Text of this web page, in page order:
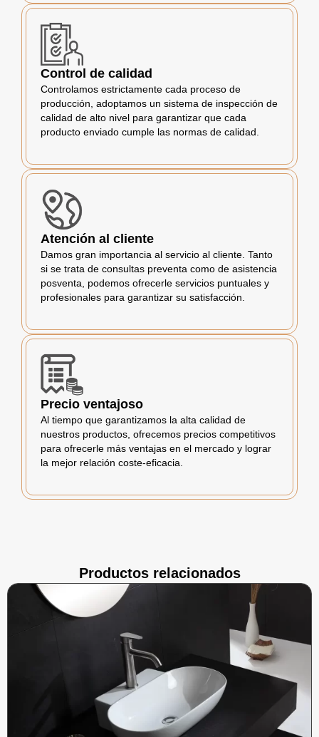
Control de calidad
Controlamos estrictamente cada proceso de
producción, adoptamos un sistema de inspección de
calidad de alto nivel para garantizar que cada
producto enviado cumple las normas de calidad.
Atención al cliente
Damos gran importancia al servicio al cliente. Tanto
si se trata de consultas preventa como de asistencia
posventa, podemos ofrecerle servicios puntuales y
profesionales para garantizar su satisfacción.
Precio ventajoso
Al tiempo que garantizamos la alta calidad de
nuestros productos, ofrecemos precios competitivos
para ofrecerle más ventajas en el mercado y lograr
la mejor relación coste-eficacia.
Productos relacionados